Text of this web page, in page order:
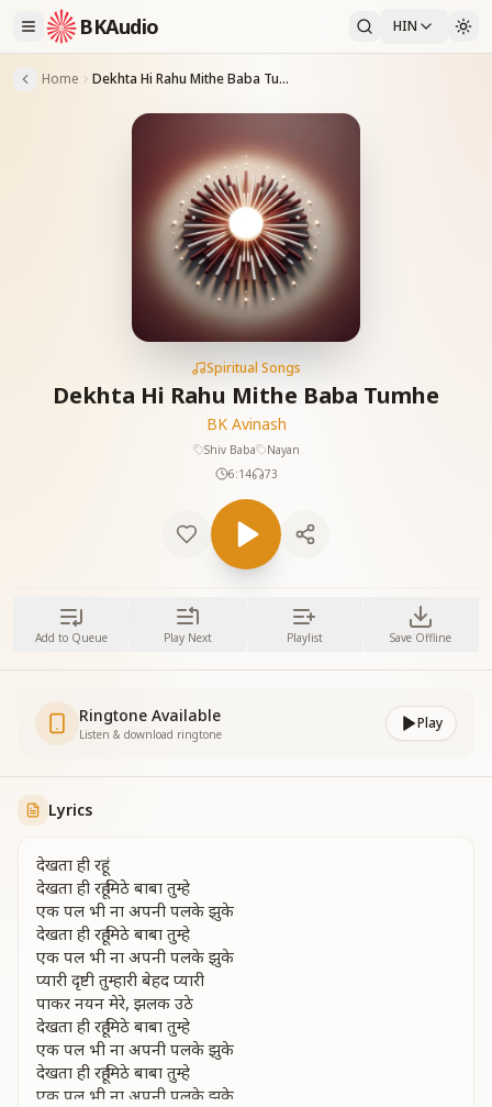
BKAudio HIN
Home Dekhta Hi Rahu Mithe Baba Tumhe
Spiritual Songs
Dekhta Hi Rahu Mithe Baba Tumhe
BK Avinash
Shiv Baba
Nayan
6:14
73
Add to Queue Play Next Playlist Save Offline
Ringtone Available
Listen & download ringtone
Play
Lyrics
देखता ही रहूं
देखता ही रहूं मिठे बाबा तुम्हे
एक पल भी ना अपनी पलके झुके
देखता ही रहूं मिठे बाबा तुम्हे
एक पल भी ना अपनी पलके झुके
प्यारी दृष्टी तुम्हारी बेहद प्यारी
पाकर नयन मेरे, झलक उठे
देखता ही रहूं मिठे बाबा तुम्हे
एक पल भी ना अपनी पलके झुके
देखता ही रहूं मिठे बाबा तुम्हे
एक पल भी ना अपनी पलके झुके